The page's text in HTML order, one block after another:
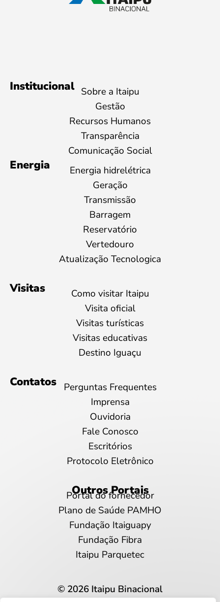
Institucional Sobre a Itaipu
Gestão
Recursos Humanos
Transparência
Comunicação Social
Energia
Energia hidrelétrica
Geração
Transmissão
Barragem
Reservatório
Vertedouro
Atualização Tecnologica
Visitas
Como visitar Itaipu
Visita oficial
Visitas turísticas
Visitas educativas
Destino Iguaçu
Contatos
Perguntas Frequentes
Imprensa
Ouvidoria
Fale Conosco
Escritórios
Protocolo Eletrônico
Outros Portais
Portal do fornecedor
Plano de Saúde PAMHO
Fundação Itaiguapy
Fundação Fibra
Itaipu Parquetec
© 2026 Itaipu Binacional